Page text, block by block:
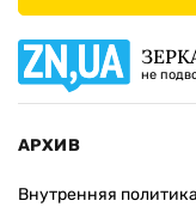
не
АРХИВ
Внутренняя политика